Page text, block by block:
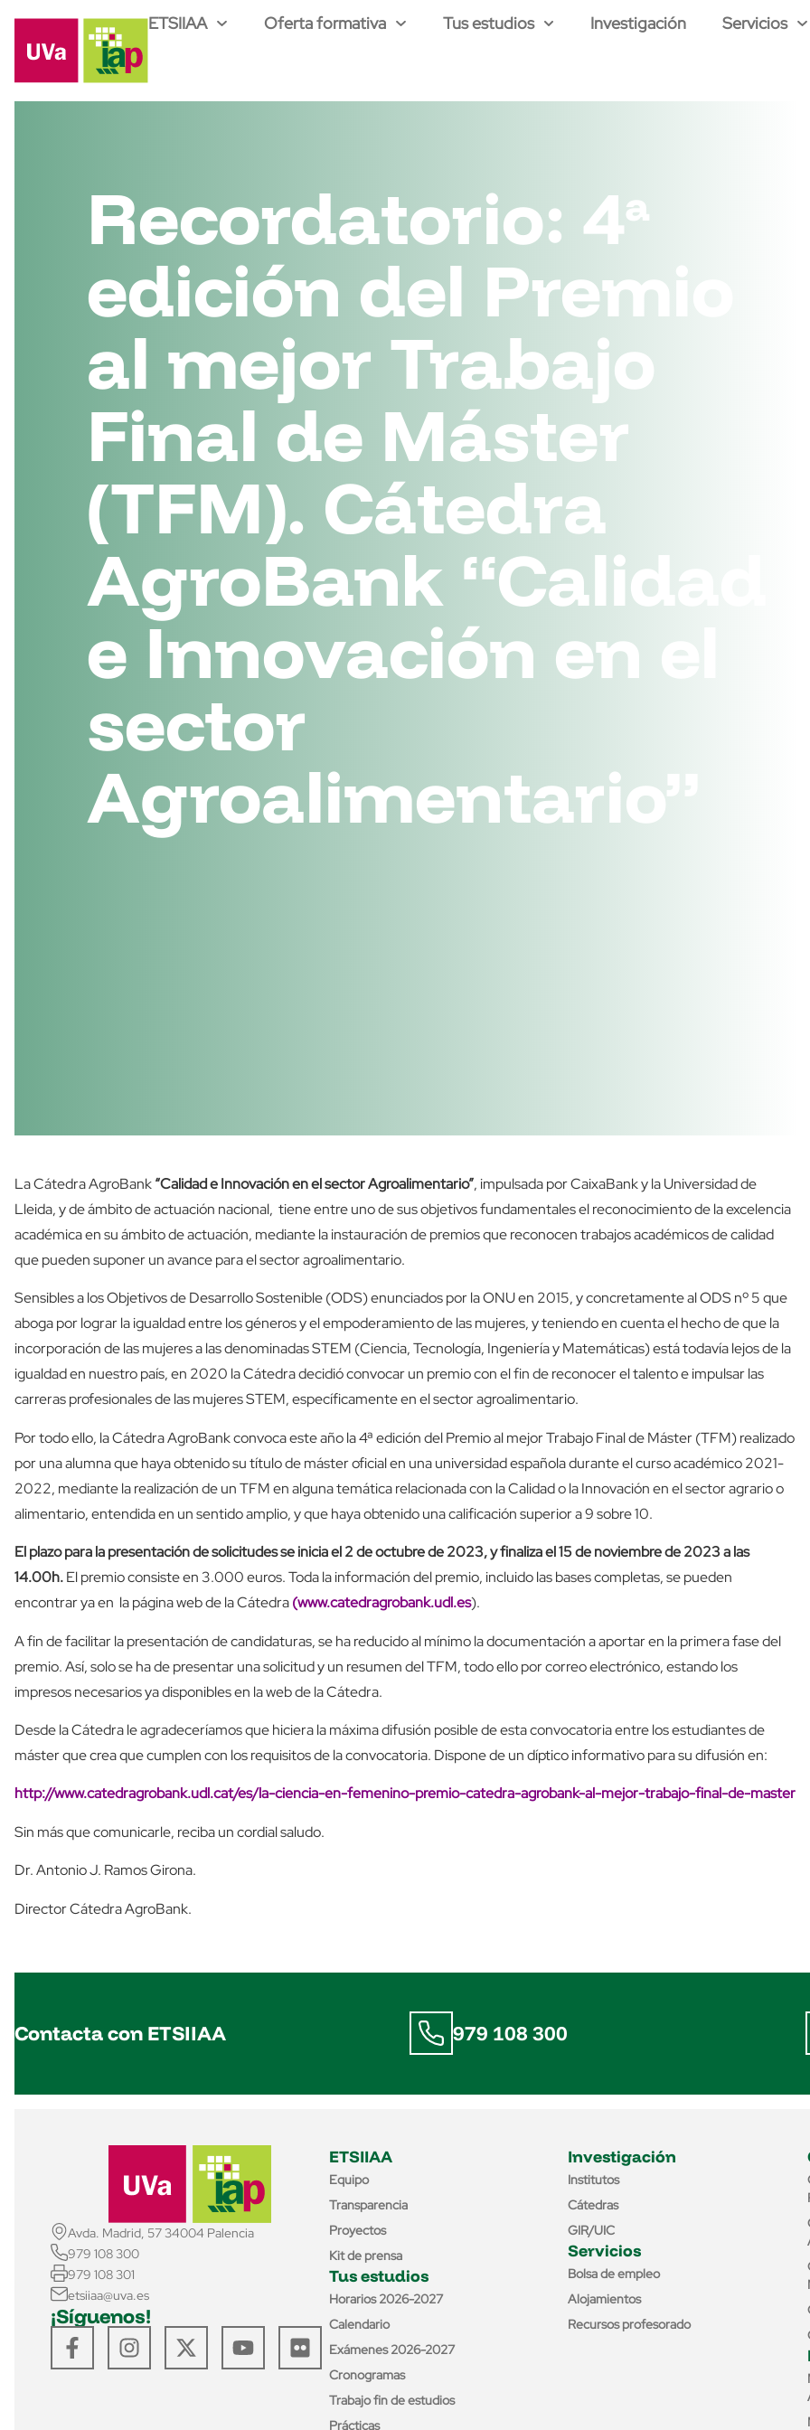
ETSIIAA Oferta formativa Tus estudios Investigación Servicios
Recordatorio: 4ª
edición del Premio
al mejor Trabajo
Final de Máster
(TFM). Cátedra
AgroBank “Calidad
e Innovación en el
sector
Agroalimentario”
La Cátedra AgroBank“Calidad e Innovación en el sector Agroalimentario”, impulsada por CaixaBank y la Universidad de
Lleida, y de ámbito de actuación nacional, tiene entre uno de sus objetivos fundamentales el reconocimiento de la excelencia
académica en su ámbito de actuación, mediante la instauración de premios que reconocen trabajos académicos de calidad
que pueden suponer un avance para el sector agroalimentario.
Sensibles a los Objetivos de Desarrollo Sostenible (ODS) enunciados por la ONU en 2015, y concretamente al ODS nº 5 que
aboga por lograr la igualdad entre los géneros y el empoderamiento de las mujeres, y teniendo en cuenta el hecho de que la
incorporación de las mujeres a las denominadas STEM (Ciencia, Tecnología, Ingeniería y Matemáticas) está todavía lejos de la
igualdad en nuestro país, en 2020 la Cátedra decidió convocar un premio con el fin de reconocer el talento e impulsar las
carreras profesionales de las mujeres STEM, específicamente en el sector agroalimentario.
Por todo ello, la Cátedra AgroBank convoca este año la 4ª edición del Premio al mejor Trabajo Final de Máster (TFM) realizado
por una alumna que haya obtenido su título de máster oficial en una universidad española durante el curso académico 2021-
2022, mediante la realización de un TFM en alguna temática relacionada con la Calidad o la Innovación en el sector agrario o
alimentario, entendida en un sentido amplio, y que haya obtenido una calificación superior a 9 sobre 10.
El plazo para la presentación de solicitudes se inicia el 2 de octubre de 2023, y finaliza el 15 de noviembre de 2023 a las
14.00h.El premio consiste en 3.000 euros. Toda la información del premio, incluido las bases completas, se pueden
encontrar ya en la página web de la Cátedra(www.catedragrobank.udl.es).
A fin de facilitar la presentación de candidaturas, se ha reducido al mínimo la documentación a aportar en la primera fase del
premio. Así, solo se ha de presentar una solicitud y un resumen del TFM, todo ello por correo electrónico, estando los
impresos necesarios ya disponibles en la web de la Cátedra.
Desde la Cátedra le agradeceríamos que hiciera la máxima difusión posible de esta convocatoria entre los estudiantes de
máster que crea que cumplen con los requisitos de la convocatoria. Dispone de un díptico informativo para su difusión en:
http://www.catedragrobank.udl.cat/es/la-ciencia-en-femenino-premio-catedra-agrobank-al-mejor-trabajo-final-de-master
Sin más que comunicarle, reciba un cordial saludo.
Dr. Antonio J. Ramos Girona.
Director Cátedra AgroBank.
Contacta con ETSIIAA 979 108 300
Avda. Madrid, 57 34004 Palencia
979 108 300
979 108 301
etsiiaa@uva.es
¡Síguenos!
ETSIIAA
Equipo
Transparencia
Proyectos
Kit de prensa
Tus estudios
Horarios 2026-2027
Calendario
Exámenes 2026-2027
Cronogramas
Trabajo fin de estudios
Prácticas
Investigación
Institutos
Cátedras
GIR/UIC
Servicios
Bolsa de empleo
Alojamientos
Recursos profesorado